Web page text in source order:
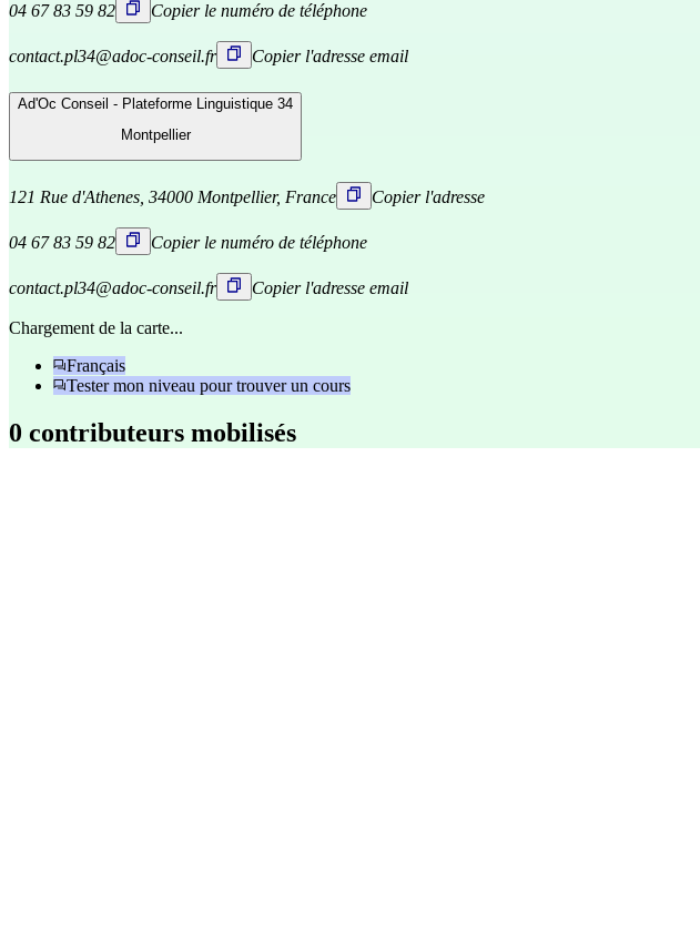
04 67 83 59 82 Copier le numéro de téléphone
contact.pl34@adoc-conseil.fr Copier l'adresse email
Ad'Oc Conseil - Plateforme Linguistique 34
Montpellier
121 Rue d'Athenes, 34000 Montpellier, France Copier l'adresse
04 67 83 59 82 Copier le numéro de téléphone
contact.pl34@adoc-conseil.fr Copier l'adresse email
Chargement de la carte...
Français
Tester mon niveau pour trouver un cours
0 contributeurs mobilisés